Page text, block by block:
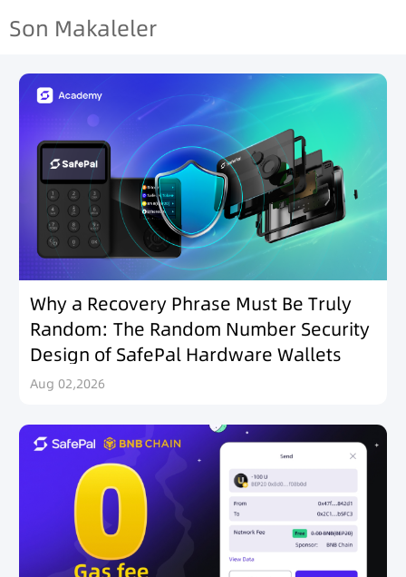
Son Makaleler
Why a Recovery Phrase Must Be Truly
Random: The Random Number Security
Design of SafePal Hardware Wallets
Aug 02,2026